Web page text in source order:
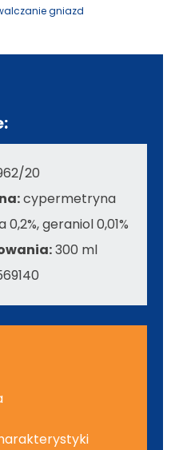
gniazd
20
cypermetryna
geraniol 0,01%
300 ml